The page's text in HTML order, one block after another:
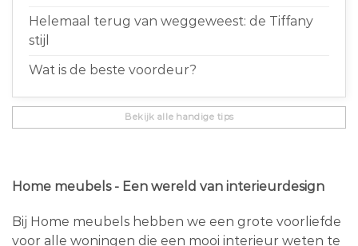
Helemaal terug van weggeweest: de Tiffany
stijl
Wat is de beste voordeur?
Bekijk alle handige tips
Home meubels - Een wereld van interieurdesign
Bij Home meubels hebben we een grote voorliefde
voor alle woningen die een mooi interieur weten te